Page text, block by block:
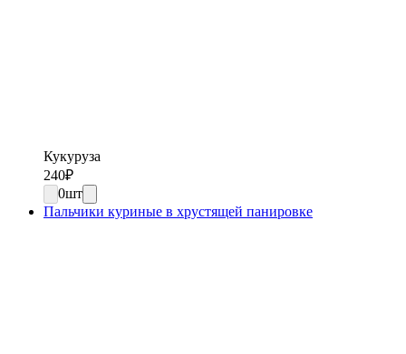
Кукуруза
240₽
0шт
Пальчики куриные в хрустящей панировке